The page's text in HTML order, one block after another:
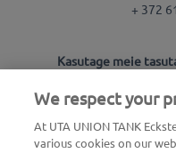
+ 372
Kasutage meie
Logi
We respect your
At UTA UNION TANK
various cookies on our